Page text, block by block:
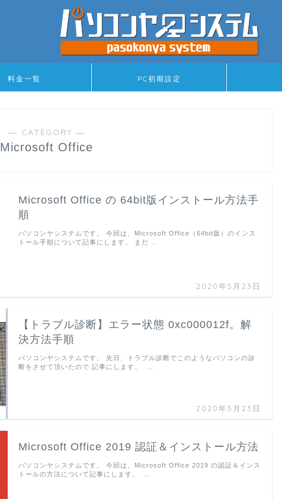
料金一覧 PC初期設定
― CATEGORY ―
Microsoft Office
Microsoft Office の 64bit版インストール方法手
順
2020年5月23日
パソコンヤシステムです。 今回は、Microsoft Office（64bit版）のインス
トール手順について記事にします。 まだ …
【トラブル診断】エラー状態 0xc000012f。解
決方法手順
2020年5月23日
パソコンヤシステムです。 先日、トラブル診断でこのようなパソコンの診
断をさせて頂いたので 記事にします。 …
Microsoft Office 2019 認証＆インストール方法
パソコンヤシステムです。 今回は、Microsoft Office 2019 の認証＆インス
トールの方法について記事にします。 …